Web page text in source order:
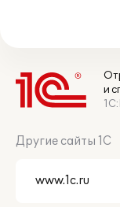
и
Другие сайты 1С